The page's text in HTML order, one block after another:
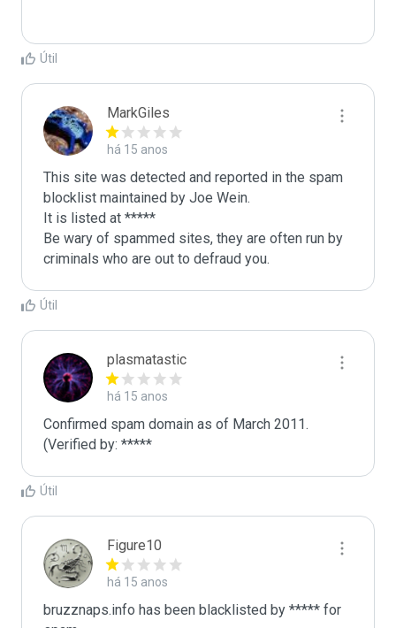
Útil
MarkGiles
há 15 anos
This site was detected and reported in the spam
blocklist maintained by Joe Wein.
It is listed at *****
Be wary of spammed sites, they are often run by
criminals who are out to defraud you.
Útil
plasmatastic
há 15 anos
Confirmed spam domain as of March 2011.
(Verified by: *****
Útil
Figure10
há 15 anos
bruzznaps.info has been blacklisted by ***** for